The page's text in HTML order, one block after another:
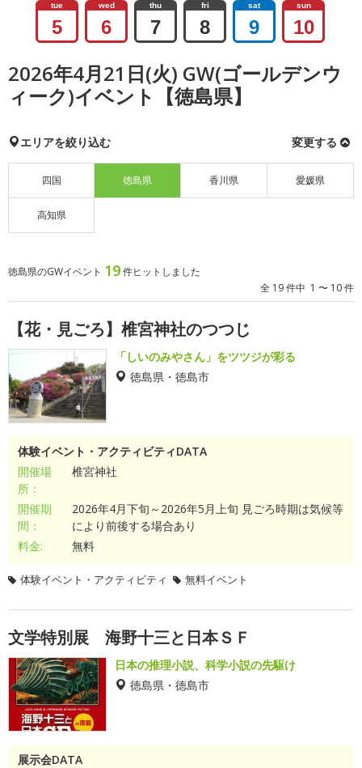
tue
5
wed
6
thu
7
fri
8
sat
9
sun
10
2026年4月21日(火) GW(ゴールデンウ
ィーク)イベント【徳島県】
エリアを絞り込む 変更する
四国 徳島県 香川県 愛媛県
高知県
徳島県のGWイベント 19件ヒットしました
全 19 件中 1 〜 10 件
【花・見ごろ】椎宮神社のつつじ
「しいのみやさん」をツツジが彩る
徳島県・徳島市
体験イベント・アクティビティDATA
開催場
所：
椎宮神社
開催期
間：
2026年4月下旬～2026年5月上旬 見ごろ時期は気候等
により前後する場合あり
料金:
無料
体験イベント・アクティビティ 無料イベント
文学特別展 海野十三と日本ＳＦ
日本の推理小説、科学小説の先駆け
徳島県・徳島市
展示会DATA